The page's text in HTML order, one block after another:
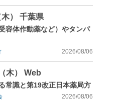
） 千葉県
容体作動薬など）やタンパ
2026/08/06
木） Web
常識と第19改正日本薬局方
2026/08/06